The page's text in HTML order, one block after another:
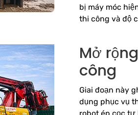
bị máy móc
thi công và độ
Mở
công
Giai đoạn này
dụng phục vụ